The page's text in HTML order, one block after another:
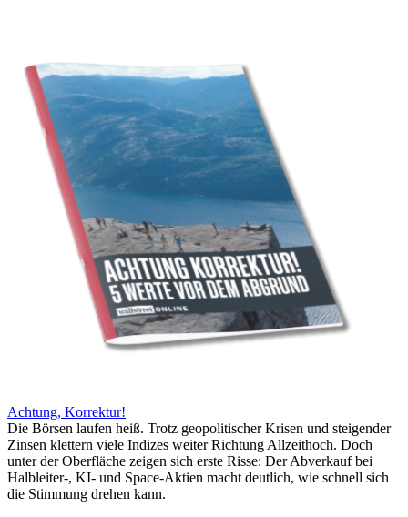
Achtung, Korrektur!
Die Börsen laufen heiß. Trotz geopolitischer Krisen und steigender
Zinsen klettern viele Indizes weiter Richtung Allzeithoch. Doch
unter der Oberfläche zeigen sich erste Risse: Der Abverkauf bei
Halbleiter-, KI- und Space-Aktien macht deutlich, wie schnell sich
die Stimmung drehen kann.